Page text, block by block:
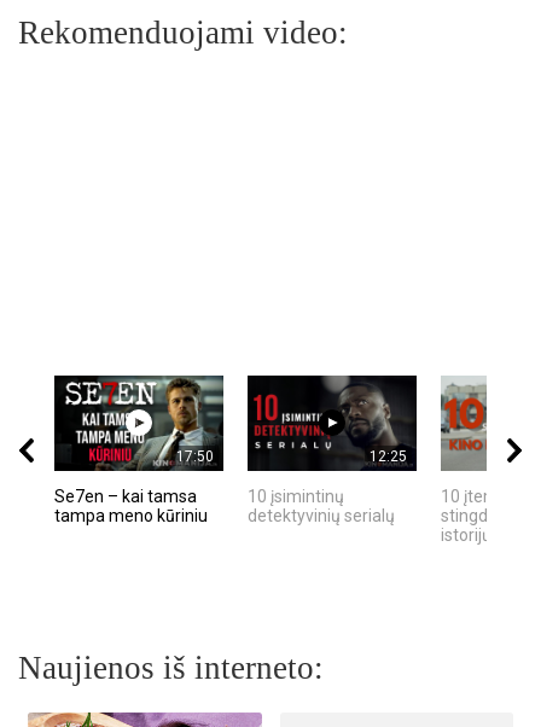
Rekomenduojami video:
17:50
Se7en – kai tamsa
tampa meno kūriniu
12:25
10 įsimintinų
detektyvinių serialų
10 įtemptų,
stingdančių
istorijų
Naujienos iš interneto: